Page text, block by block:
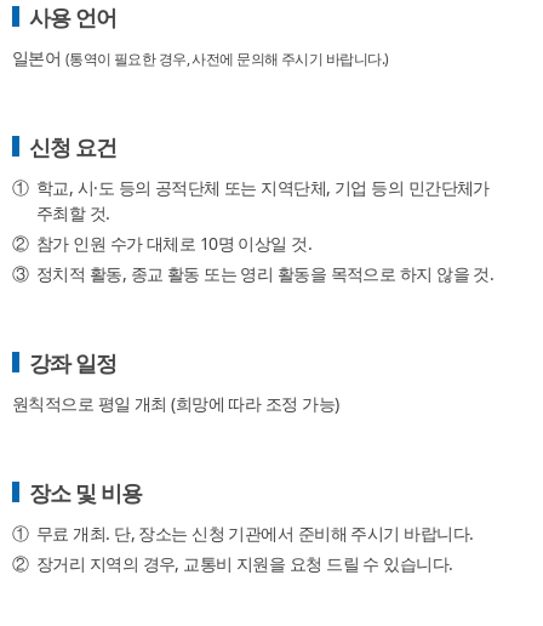
사용 언어
일본어 (통역이 필요한 경우, 사전에 문의해 주시기 바랍니다.)
신청 요건
① 학교, 시·도 등의 공적단체 또는 지역단체, 기업 등의 민간단체가
주최할 것.
② 참가 인원 수가 대체로 10명 이상일 것.
③ 정치적 활동, 종교 활동 또는 영리 활동을 목적으로 하지 않을 것.
강좌 일정
원칙적으로 평일 개최 (희망에 따라 조정 가능)
장소 및 비용
① 무료 개최. 단, 장소는 신청 기관에서 준비해 주시기 바랍니다.
② 장거리 지역의 경우, 교통비 지원을 요청 드릴 수 있습니다.